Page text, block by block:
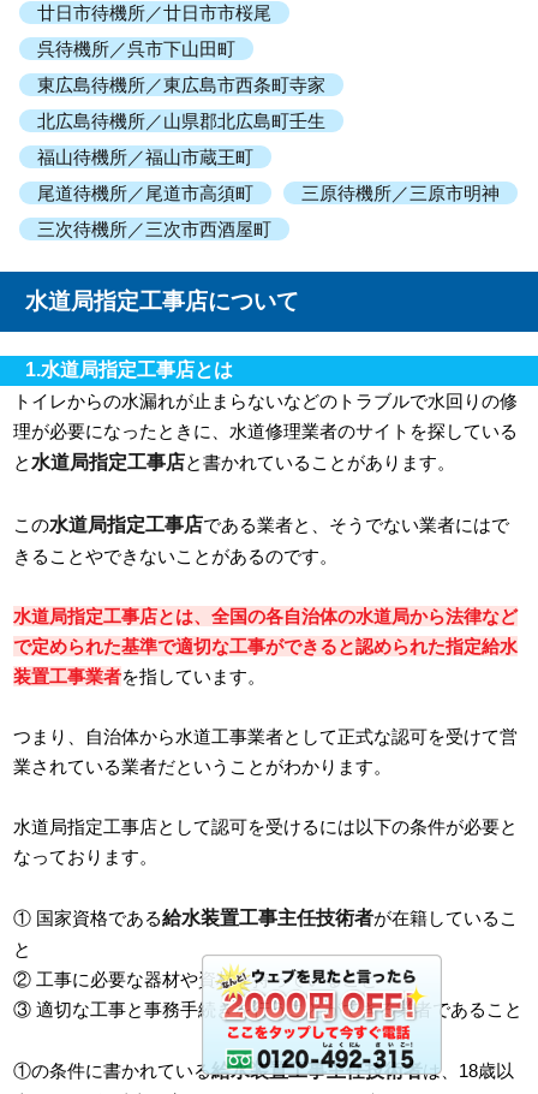
廿日市待機所／廿日市市桜尾
呉待機所／呉市下山田町
東広島待機所／東広島市西条町寺家
北広島待機所／山県郡北広島町壬生
福山待機所／福山市蔵王町
尾道待機所／尾道市高須町
三原待機所／三原市明神
三次待機所／三次市西酒屋町
水道局指定工事店について
1.水道局指定工事店とは
トイレからの水漏れが止まらないなどのトラブルで水回りの修
理が必要になったときに、水道修理業者のサイトを探している
と 水道局指定工事店と書かれていることがあります。
この水道局指定工事店である業者と、そうでない業者にはで
きることやできないことがあるのです。
水道局指定工事店とは、全国の各自治体の水道局から法律など
で定められた基準で適切な工事ができると認められた指定給水
装置工事業者を指しています。
つまり、自治体から水道工事業者として正式な認可を受けて営
業されている業者だということがわかります。
水道局指定工事店として認可を受けるには以下の条件が必要と
なっております。
① 国家資格である給水装置工事主任技術者が在籍しているこ
と
② 工事に必要な器材や資材を持っていること
③ 適切な工事と事務手続きを行うことができる業者であること
①の条件に書かれている給水装置工事主任技術者は、18歳以